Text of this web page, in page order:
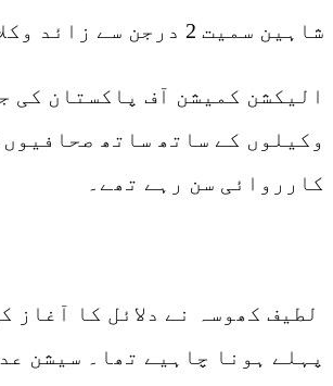
شاہین سمیت 2 درجن سے زائد وکلا عدالت میں پیش ہوئے۔
الیکشن کمیشن آف پاکستان کی
وکیلوں کے ساتھ ساتھ
کارروائی سن رہے تھے۔
لطیف کھوسہ نے دلائل کا
پہلے ہونا چاہیے تھا۔ سیشن